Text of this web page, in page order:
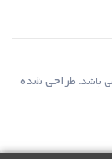
باشد. طراحی شده